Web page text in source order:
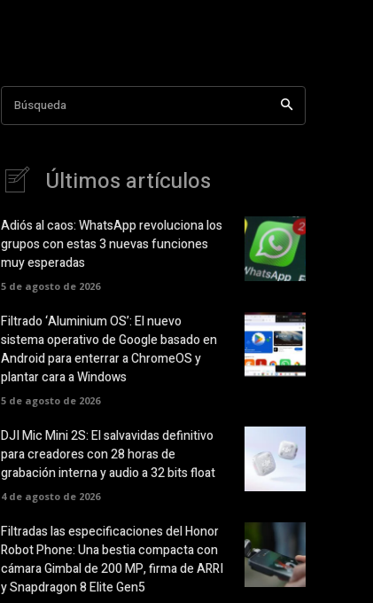
Búsqueda
Últimos artículos
Adiós al caos: WhatsApp revoluciona los
grupos con estas 3 nuevas funciones
muy esperadas
5 de agosto de 2026
Filtrado ‘Aluminium OS’: El nuevo
sistema operativo de Google basado en
Android para enterrar a ChromeOS y
plantar cara a Windows
5 de agosto de 2026
DJI Mic Mini 2S: El salvavidas definitivo
para creadores con 28 horas de
grabación interna y audio a 32 bits float
4 de agosto de 2026
Filtradas las especificaciones del Honor
Robot Phone: Una bestia compacta con
cámara Gimbal de 200 MP, firma de ARRI
y Snapdragon 8 Elite Gen5